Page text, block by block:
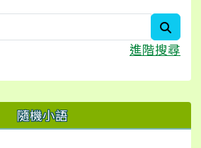
進階搜尋
隨機小語